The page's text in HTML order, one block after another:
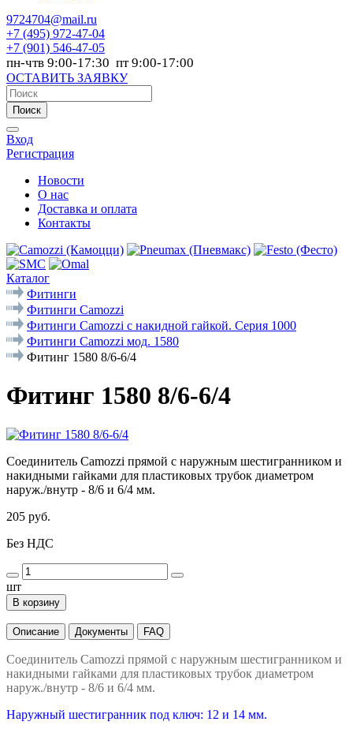
9724704@mail.ru
+7 (495) 972-47-04
+7 (901) 546-47-05
пн-чтв 9:00-17:30 пт 9:00-17:00
ОСТАВИТЬ ЗАЯВКУ
Поиск
Вход
Регистрация
Новости
О нас
Доставка и оплата
Контакты
Каталог
Фитинги
Фитинги Camozzi
Фитинги Camozzi с накидной гайкой. Серия 1000
Фитинги Camozzi мод. 1580
Фитинг 1580 8/6-6/4
Фитинг 1580 8/6-6/4
Соединитель Camozzi прямой с наружным шестигранником и
накидными гайками для пластиковых трубок диаметром
наруж./внутр - 8/6 и 6/4 мм.
205 руб.
Без НДС
шт
В корзину
Описание Документы FAQ
Соединитель Camozzi прямой с наружным шестигранником и
накидными гайками для пластиковых трубок диаметром
наруж./внутр - 8/6 и 6/4 мм.
Наружный шестигранник под ключ: 12 и 14 мм.